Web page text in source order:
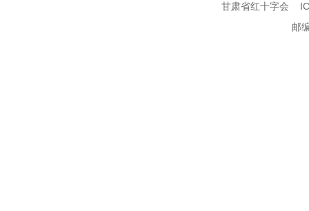
甘肃省红十字会
邮